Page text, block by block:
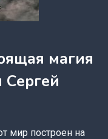
магия
мир построен на